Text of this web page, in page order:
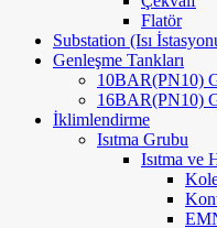
Flatör
Substation (Isı
Genleşme Tankları
10BAR(PN10)
16BAR(PN10)
İklimlendirme
Isıtma Grubu
Isıtma ve